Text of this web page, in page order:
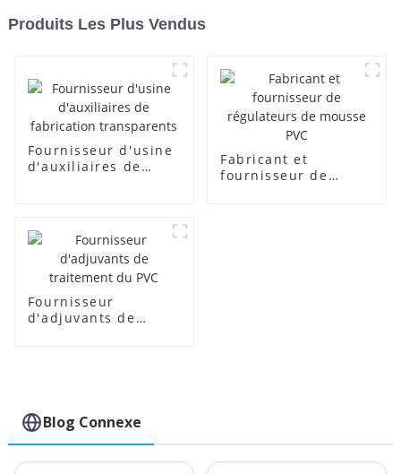
Produits Les Plus Vendus
Fournisseur d'usine
d'auxiliaires de
Fabricant et
fournisseur de
Fournisseur
d'adjuvants de
Blog Connexe